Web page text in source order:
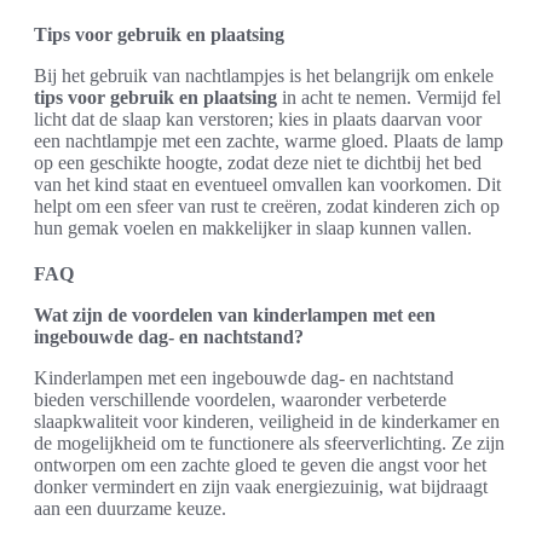
Tips voor gebruik en plaatsing
Bij het gebruik van nachtlampjes is het belangrijk om enkele
tips voor gebruik en plaatsing in acht te nemen. Vermijd fel
licht dat de slaap kan verstoren; kies in plaats daarvan voor
een nachtlampje met een zachte, warme gloed. Plaats de lamp
op een geschikte hoogte, zodat deze niet te dichtbij het bed
van het kind staat en eventueel omvallen kan voorkomen. Dit
helpt om een sfeer van rust te creëren, zodat kinderen zich op
hun gemak voelen en makkelijker in slaap kunnen vallen.
FAQ
Wat zijn de voordelen van kinderlampen met een
ingebouwde dag- en nachtstand?
Kinderlampen met een ingebouwde dag- en nachtstand
bieden verschillende voordelen, waaronder verbeterde
slaapkwaliteit voor kinderen, veiligheid in de kinderkamer en
de mogelijkheid om te functionere als sfeerverlichting. Ze zijn
ontworpen om een zachte gloed te geven die angst voor het
donker vermindert en zijn vaak energiezuinig, wat bijdraagt
aan een duurzame keuze.